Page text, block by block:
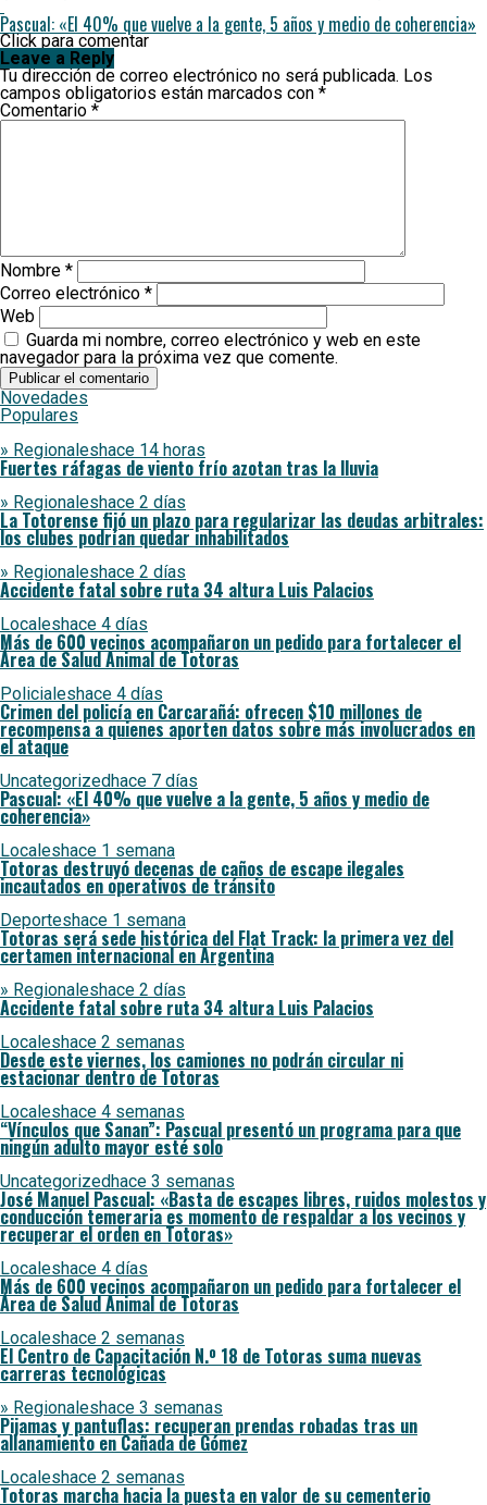
Pascual: «El 40% que vuelve a la gente, 5 años y medio de coherencia»
Click para comentar
Leave a Reply
Tu dirección de correo electrónico no será publicada. Los
campos obligatorios están marcados con *
Comentario *
Nombre *
Correo electrónico *
Web
Guarda mi nombre, correo electrónico y web en este
navegador para la próxima vez que comente.
Novedades
Populares
» Regionaleshace 14 horas
Fuertes ráfagas de viento frío azotan tras la lluvia
» Regionaleshace 2 días
La Totorense fijó un plazo para regularizar las deudas arbitrales:
los clubes podrían quedar inhabilitados
» Regionaleshace 2 días
Accidente fatal sobre ruta 34 altura Luis Palacios
Localeshace 4 días
Más de 600 vecinos acompañaron un pedido para fortalecer el
Área de Salud Animal de Totoras
Policialeshace 4 días
Crimen del policía en Carcarañá: ofrecen $10 millones de
recompensa a quienes aporten datos sobre más involucrados en
el ataque
Uncategorizedhace 7 días
Pascual: «El 40% que vuelve a la gente, 5 años y medio de
coherencia»
Localeshace 1 semana
Totoras destruyó decenas de caños de escape ilegales
incautados en operativos de tránsito
Deporteshace 1 semana
Totoras será sede histórica del Flat Track: la primera vez del
certamen internacional en Argentina
» Regionaleshace 2 días
Accidente fatal sobre ruta 34 altura Luis Palacios
Localeshace 2 semanas
Desde este viernes, los camiones no podrán circular ni
estacionar dentro de Totoras
Localeshace 4 semanas
“Vínculos que Sanan”: Pascual presentó un programa para que
ningún adulto mayor esté solo
Uncategorizedhace 3 semanas
José Manuel Pascual: «Basta de escapes libres, ruidos molestos y
conducción temeraria es momento de respaldar a los vecinos y
recuperar el orden en Totoras»
Localeshace 4 días
Más de 600 vecinos acompañaron un pedido para fortalecer el
Área de Salud Animal de Totoras
Localeshace 2 semanas
El Centro de Capacitación N.º 18 de Totoras suma nuevas
carreras tecnológicas
» Regionaleshace 3 semanas
Pijamas y pantuflas: recuperan prendas robadas tras un
allanamiento en Cañada de Gómez
Localeshace 2 semanas
Totoras marcha hacia la puesta en valor de su cementerio